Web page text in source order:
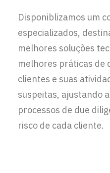
Disponiblizamos um
especializados,
melhores soluções
melhores práticas de
clientes e suas
suspeitas, ajustando
processos de due
risco de cada cliente.